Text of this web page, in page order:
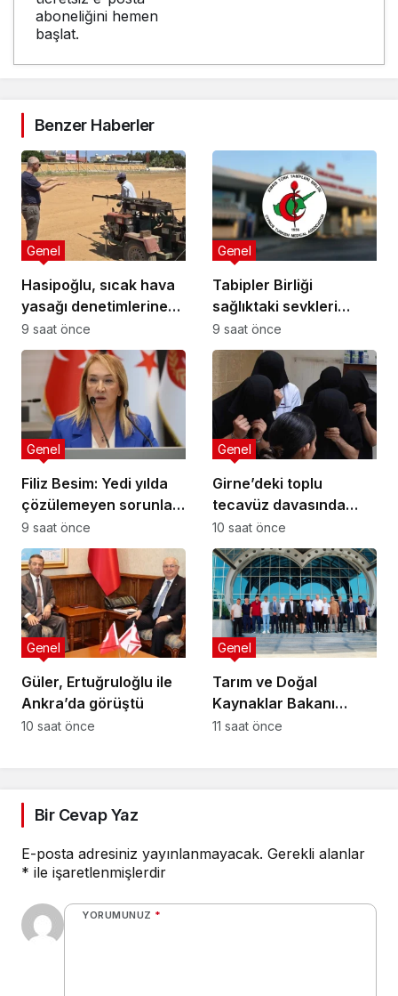
aboneliğini hemen
başlat.
Benzer Haberler
Hasipoğlu, sıcak hava
yasağı denetimlerine
sahada katıldı
Genel
9 saat önce
Tabipler Birliği
sağlıktaki sevkleri
eleştirdi: Harcamalar
kamuoyuyla
paylaşılmalı!
Genel
9 saat önce
Filiz Besim: Yedi yılda
çözülemeyen sorunlar
seçim öncesinde
verilen vaatlerle
çözülemez
Genel
9 saat önce
Girne’deki toplu
tecavüz davasında
karar: 5 sanığa toplam
55 yıl hapis
Genel
10 saat önce
Güler, Ertuğruloğlu ile
Ankra’da görüştü
Genel
10 saat önce
Tarım ve Doğal
Kaynaklar Bakanı
Çavuş “Büyük Harup
Genel
11 saat önce
Bir Cevap Yaz
E-posta adresiniz yayınlanmayacak. Gerekli alanlar
* ile işaretlenmişlerdir
YORUMUNUZ *